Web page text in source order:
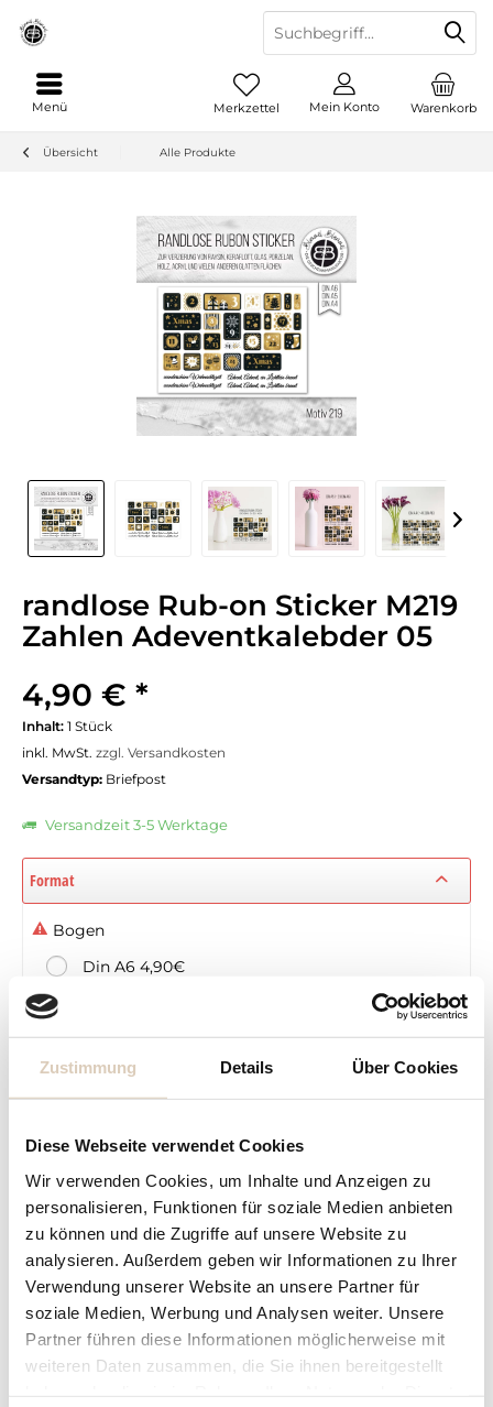
Zustimmung Details Über Cookies
Diese Webseite verwendet Cookies
Wir verwenden Cookies, um Inhalte und Anzeigen zu
personalisieren, Funktionen für soziale Medien anbieten
zu können und die Zugriffe auf unsere Website zu
analysieren. Außerdem geben wir Informationen zu Ihrer
Verwendung unserer Website an unsere Partner für
soziale Medien, Werbung und Analysen weiter. Unsere
Partner führen diese Informationen möglicherweise mit
weiteren Daten zusammen, die Sie ihnen bereitgestellt
Warenkorb
Merkzettel Mein Konto
Menü
Übersicht Alle Produkte
randlose Rub-on Sticker M219
Zahlen Adeventkalebder 05
4,90 € *
Inhalt: 1 Stück
inkl. MwSt. zzgl. Versandkosten
Versandtyp: Briefpost
Versandzeit 3-5 Werktage
Format
Bogen
Din A6 4,90€
Bogen
Ihr Preis: 4,90 € *
zzgl. Versandkosten
In den Warenkorb